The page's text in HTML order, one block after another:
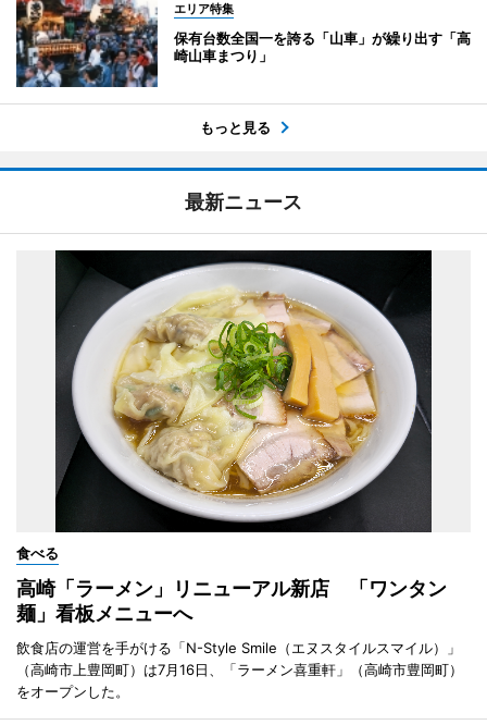
エリア特集
保有台数全国一を誇る「山車」が繰り出す「高
崎山車まつり」
もっと見る
最新ニュース
食べる
高崎「ラーメン」リニューアル新店 「ワンタン
麺」看板メニューへ
飲食店の運営を手がける「N-Style Smile（エヌスタイルスマイル）」
（高崎市上豊岡町）は7月16日、「ラーメン喜重軒」（高崎市豊岡町）
をオープンした。